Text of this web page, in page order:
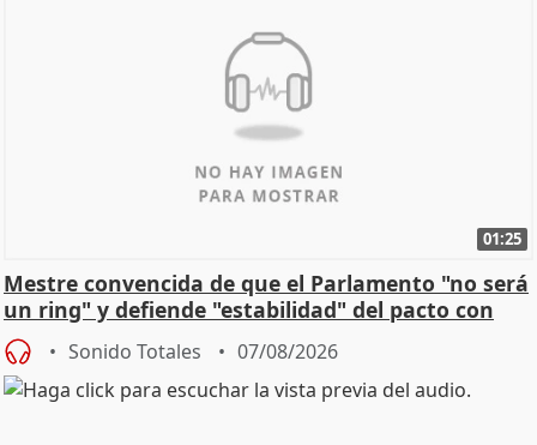
01:25
Mestre convencida de que el Parlamento "no será
un ring" y defiende "estabilidad" del pacto con
Vox
Sonido Totales 07/08/2026